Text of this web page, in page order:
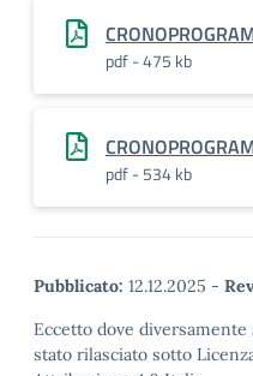
pdf - 475 kb
pdf - 534 kb
Pubblicato: 12.12.2025 -
Eccetto dove
stato rilasciato sotto